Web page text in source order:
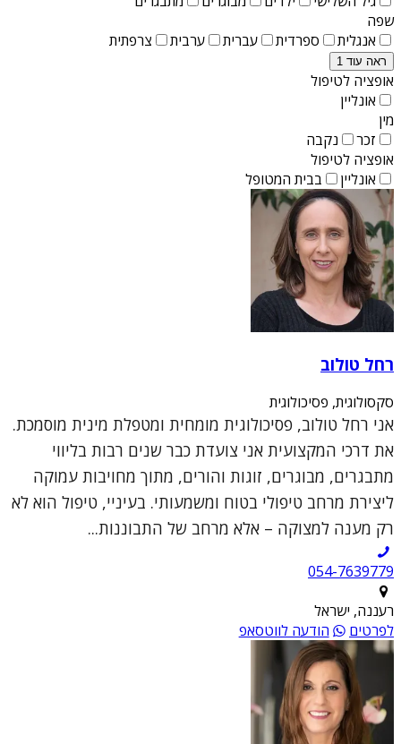
שפה
אנגלית
ספרדית עברית ערבית צרפתית
ראה עוד 1
אופציה לטיפול
אונליין
מין
זכר
נקבה
אופציה לטיפול
אונליין
בבית המטופל
רחל טולוב
סקסולוגית, פסיכולוגית
אני רחל טולוב, פסיכולוגית מומחית ומטפלת מינית מוסמכת.
את דרכי המקצועית אני צועדת כבר שנים רבות בליווי
מתבגרים, מבוגרים, זוגות והורים, מתוך מחויבות עמוקה
ליצירת מרחב טיפולי בטוח ומשמעותי. בעיניי, טיפול הוא לא
רק מענה למצוקה – אלא מרחב של התבוננות...
054-7639779
רעננה, ישראל
לפרטים
הודעה לווטסאפ